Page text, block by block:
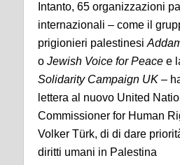
Intanto, 65 organizzazioni
internazionali – come il
prigionieri palestinesi
o Jewish Voice for Peace e
Solidarity Campaign UK –
lettera al nuovo United
Commissioner for Human
Volker Türk, di di dare
diritti umani in Palestina